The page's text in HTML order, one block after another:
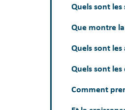
Quels sont les
Que montre la
Quels sont
Quels sont
Comment